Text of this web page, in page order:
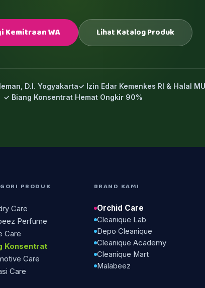
Kemitraan WA Lihat Katalog Produk
D.I. Yogyakarta✓ Izin Edar Kemenkes RI & Halal
✓ Biang Konsentrat Hemat Ongkir 90%
PRODUK
Care
Perfume
Care
Konsentrat
Care
Care
BRAND KAMI
Orchid Care
Cleanique Lab
Depo Cleanique
Cleanique Academy
Cleanique Mart
Malabeez